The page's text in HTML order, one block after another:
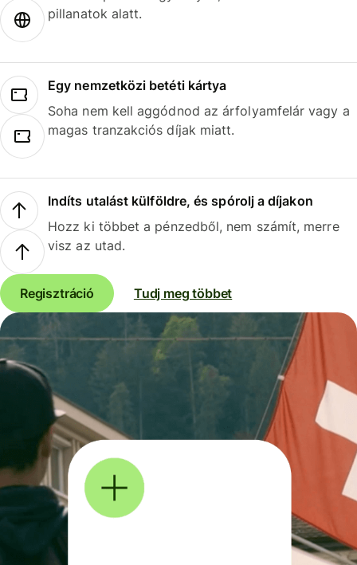
pillanatok alatt.
Egy nemzetközi betéti kártya
Soha nem kell aggódnod az árfolyamfelár vagy a
magas tranzakciós díjak miatt.
Indíts utalást külföldre, és spórolj a díjakon
Hozz ki többet a pénzedből, nem számít, merre
visz az utad.
Regisztráció Tudj meg többet